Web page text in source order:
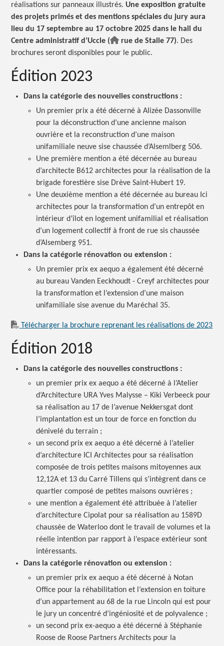
réalisations sur panneaux illustrés. Une exposition gratuite
des projets primés et des mentions spéciales du jury aura
lieu du 17 septembre au 17 octobre 2025 dans le hall du
Centre administratif d’Uccle (
rue de Stalle 77). Des
brochures seront disponibles pour le public.
Édition 2023
Dans la catégorie des nouvelles constructions :
Un premier prix a été décerné à Alizée Dassonville
pour la déconstruction d’une ancienne maison
ouvrière et la reconstruction d’une maison
unifamiliale neuve sise chaussée d’Alsemlberg 506.
Une première mention a été décernée au bureau
d’architecte B612 architectes pour la réalisation de la
brigade forestière sise Drève Saint-Hubert 19.
Une deuxième mention a été décernée au bureau Ici
architectes pour la transformation d’un entrepôt en
intérieur d’îlot en logement unifamilial et réalisation
d’un logement collectif à front de rue sis chaussée
d’Alsemberg 951.
Dans la catégorie rénovation ou extension :
Un premier prix ex aequo a également été décerné
au bureau Vanden Eeckhoudt - Creyf architectes pour
la transformation et l’extension d’une maison
unifamiliale sise avenue du Maréchal 35.
Télécharger la brochure reprenant les réalisations de 2023
Édition 2018
Dans la catégorie des nouvelles constructions :
un premier prix ex aequo a été décerné à l’Atelier
d’Architecture URA Yves Malysse – Kiki Verbeeck pour
sa réalisation au 17 de l’avenue Nekkersgat dont
l’implantation est un tour de force en fonction du
dénivelé duterrain ;
un second prix ex aequo a été décerné à l’atelier
d’architecture ICI Architectes pour sa réalisation
composée de trois petites maisons mitoyennes aux
12,12A et 13 du Carré Tillens qui s’intègrent dans ce
quartier composé de petites maisonsouvrières ;
une mention a également été attribuée à l’atelier
d’architecture Cipolat pour sa réalisation au 1589D
chaussée de Waterloo dont le travail de volumes et la
réelle intention par rapport à l’espace extérieur sont
intéressants.
Dans la catégorie rénovation ouextension :
un premier prix ex aequo a été décerné à Notan
Office pour la réhabilitation et l’extension en toiture
d’un appartement au 68 de la rue Lincoln qui est pour
le jury un concentré d’ingéniosité et de polyvalence ;
un second prix ex-aequo a été décerné à Stéphanie
Roose de Roose Partners Architects pour la